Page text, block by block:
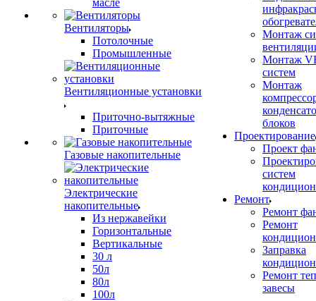
масле
Вентиляторы
Потолочные
Промышленные
Вентиляционные установки
Приточно-вытяжные
Приточные
Газовые накопительные
Электрические
накопительные
Из нержавейки
Горизонтальные
Вертикальные
30 л
50л
80л
100л
Монтаж
Монтаж
систем
Монтаж
блоков
Проектирование
Проект
систем
Ремонт
Ремонт
Ремонт
Заправка
Ремонт
завесы